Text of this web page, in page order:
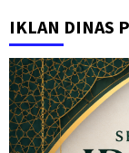
IKLAN DINAS